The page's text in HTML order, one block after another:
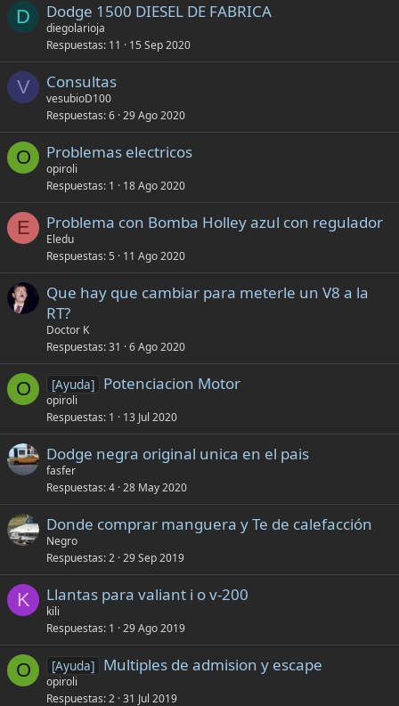
D Dodge 1500 DIESEL DE FABRICA
diegolarioja
Respuestas 11 15 Sep 2020
V Consultas
vesubioD100
Respuestas 6 29 Ago 2020
O Problemas electricos
opiroli
Respuestas 1 18 Ago 2020
E Problema con Bomba Holley azul con regulador
Eledu
Respuestas 5 11 Ago 2020
Que hay que cambiar para meterle un V8 a la
RT?
Doctor K
Respuestas 31 6 Ago 2020
O [Ayuda] Potenciacion Motor
opiroli
Respuestas 1 13 Jul 2020
Dodge negra original unica en el pais
fasfer
Respuestas 4 28 May 2020
Donde comprar manguera y Te de calefacción
Negro
Respuestas 2 29 Sep 2019
K Llantas para valiant i o v-200
kili
Respuestas 1 29 Ago 2019
O [Ayuda] Multiples de admision y escape
opiroli
Respuestas 2 31 Jul 2019